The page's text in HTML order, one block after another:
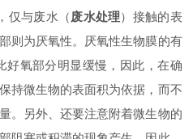
仅与废水（废水处理）接触的表
则为厌氧性。厌氧性生物膜的有
好氧部分明显缓慢，因此，在确
持微生物的表面积为依据，而不
。另外、还要注意附着微生物的